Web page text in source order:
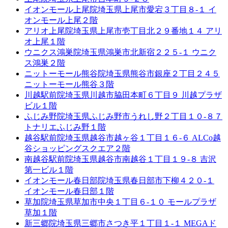
イオンモール上尾院埼玉県上尾市愛宕３丁目８-１ イ
オンモール上尾２階
アリオ上尾院埼玉県上尾市壱丁目北２９番地１４ アリ
オ上尾１階
ウニクス鴻巣院埼玉県鴻巣市北新宿２２５-１ ウニク
ス鴻巣２階
ニットーモール熊谷院埼玉県熊谷市銀座２丁目２４５
ニットーモール熊谷３階
川越駅前院埼玉県川越市脇田本町６丁目９ 川越プラザ
ビル１階
ふじみ野院埼玉県ふじみ野市うれし野２丁目１０-８７
トナリエふじみ野１階
越谷駅前院埼玉県越谷市越ヶ谷１丁目１６-６ ALCo越
谷ショッピングスクエア２階
南越谷駅前院埼玉県越谷市南越谷１丁目１９-８ 吉沢
第一ビル１階
イオンモール春日部院埼玉県春日部市下柳４２０-１
イオンモール春日部１階
草加院埼玉県草加市中央１丁目６-１０ モールプラザ
草加１階
新三郷院埼玉県三郷市さつき平１丁目１-１ MEGAド